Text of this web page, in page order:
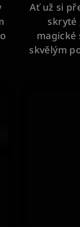
Ať už si
skryté
magické
skvělým